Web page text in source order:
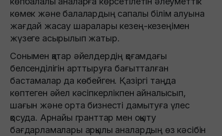
көмек және балалардың сапалы білім алуына
жағдай жасау шаралары кезең-кезеңімен
жүзеге асырылып жатыр.
Сонымен қатар әйелдердің қоғамдағы
белсенділігін арттыруға бағытталған
бастамалар да көбейген. Қазіргі таңда
көптеген әйел кәсіпкерлікпен айналысып,
шағын және орта бизнесті дамытуға үлес
қосуда. Арнайы гранттар мен оқыту
бағдарламалары арқылы аналардың өз кәсібін